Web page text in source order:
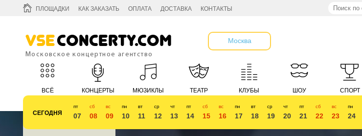
ПЛОЩАДКИ КАК ЗАКАЗАТЬ ОПЛАТА ДОСТАВКА КОНТАКТЫ
VseConcerty.com
Московское концертное агентство
Москва
ВСЁ КОНЦЕРТЫ МЮЗИКЛЫ ТЕАТР КЛУБЫ ШОУ СПОРТ
СЕГОДНЯ
пт
07
сб
08
вс
09
пн
10
вт
11
ср
12
чт
13
пт
14
сб
15
вс
16
пн
17
вт
18
ср
19
чт
20
пт
21
сб
22
вс
23
пн
24